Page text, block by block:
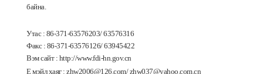
байна.
Утас: 86-371-63576203/ 63576316
Факс: 86-371-63576126/ 63945422
Вэмсайт: http://www.fdi-hn.gov.cn
Емэйл хаяг: zhw2006@126.com/ zhw037@yahoo.com.cn